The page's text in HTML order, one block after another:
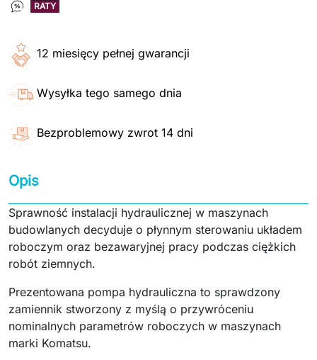
RATY
12 miesięcy pełnej gwarancji
Wysyłka tego samego dnia
Bezproblemowy zwrot 14 dni
Opis
Sprawność instalacji hydraulicznej w maszynach
budowlanych decyduje o płynnym sterowaniu układem
roboczym oraz bezawaryjnej pracy podczas ciężkich
robót ziemnych.
Prezentowana pompa hydrauliczna to sprawdzony
zamiennik stworzony z myślą o przywróceniu
nominalnych parametrów roboczych w maszynach
marki Komatsu.